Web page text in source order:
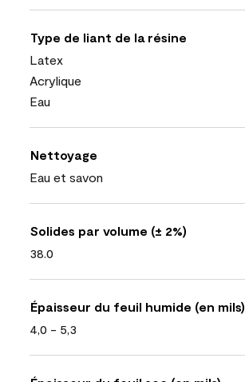
Type de liant de la résine
Latex
Acrylique
Eau
Nettoyage
Eau et savon
Solides par volume (± 2%)
38.0
Épaisseur du feuil humide (en mils)
4,0 - 5,3